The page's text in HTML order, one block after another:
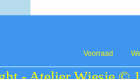
Voorraad